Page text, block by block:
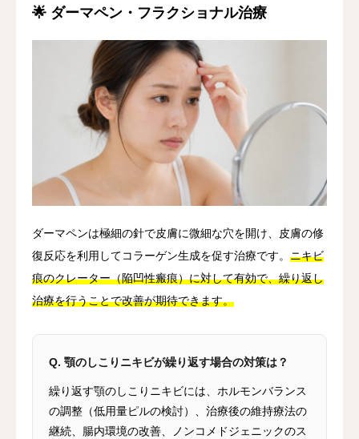
🌟 ダーマペン・フラクショナル治療
ダーマペンは極細の針で皮膚に微細な穴を開け、皮膚の修
復反応を利用してコラーゲン生成を促す治療です。 ニキビ
痕のクレーター（陥凹性瘢痕）に対して有効で、繰り返し
治療を行うことで改善が期待できます。
Q. 顎のしこりニキビが繰り返す場合の対策は？
繰り返す顎のしこりニキビには、ホルモンバランス
の調整（低用量ピルの検討）、治療後の維持療法の
継続、腸内環境の改善、ノンコメドジェニックのス